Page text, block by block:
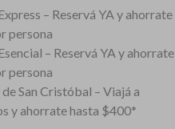
– Reservá YA y ahorrate
persona
– Reservá YA y ahorrate
persona
San Cristóbal – Viajá a
y ahorrate hasta $400*